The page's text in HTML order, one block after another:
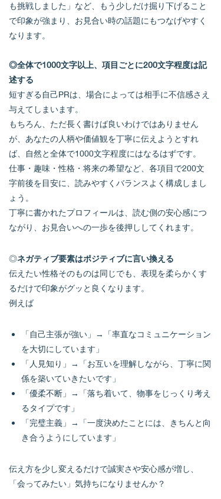
も挑戦しました」など、もう少しだけ掘り下げること
で印象が強まり、お見合い時の話題にもつなげやすく
なります。
◎全体で1000文字以上、項目ごとに200文字程度は記
述する
短すぎる自己PRは、場合によっては相手に不信感さえ
与えてしまいます。
もちろん、ただ長く書けば良いわけではありません
が、あなたの人柄や価値観を丁寧に伝えようとすれ
ば、自然と全体で1000文字程度にはなるはずです。
仕事・趣味・性格・将来の希望など、各項目で200文
字前後を目安に、読みやすくバランスよく構成しまし
ょう。
丁寧に書かれたプロフィールは、読む側の安心感につ
ながり、お見合いへの一歩を後押ししてくれます。
◎ネガティブ要素はポジティブに言い換える
伝えたい性格そのものは同じでも、表現を柔らかくす
るだけで印象がグッと良くなります。
例えば
「自己主張が強い」→「率直なコミュニケーション
を大切にしています」
「人見知り」→「お互いを理解しながら、丁寧に関
係を築いていきたいです」
「優柔不断」→「落ち着いて、物事をじっくり考え
るタイプです」
「完璧主義」→「一度決めたことには、きちんと向
き合うようにしています」
伝え方を少し変えるだけで誠実さや安心感が増し、
「会ってみたい」気持ちになりませんか？